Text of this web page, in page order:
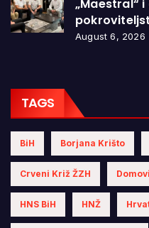
„Maestral“
August 6, 2026
TAGS
BiH Borjana Krišto
Crveni Križ ŽZH
HNS BiH HNŽ